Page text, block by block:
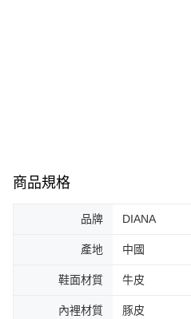
商品規格
品牌 DIANA
產地 中國
鞋面材質 牛皮
內裡材質 豚皮